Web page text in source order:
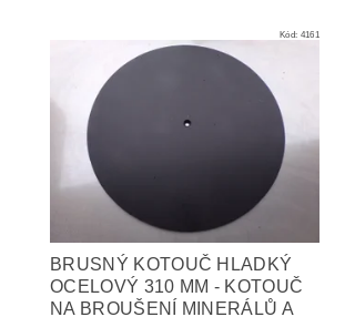
Kód: 4161
BRUSNÝ KOTOUČ HLADKÝ
OCELOVÝ 310 MM - KOTOUČ
NA BROUŠENÍ MINERÁLŮ A